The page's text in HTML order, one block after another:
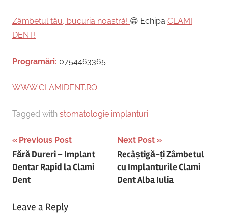
Zâmbetul tău, bucuria noastră! 😁 Echipa CLAMI
DENT!
Programări: 0754463365
WWW.CLAMIDENT.RO
Tagged with stomatologie implanturi
Post
navigation
Previous Post
Fără Dureri – Implant
Dentar Rapid la Clami
Dent
Next Post
Recâștigă-ți Zâmbetul
cu Implanturile Clami
Dent Alba Iulia
Leave a Reply